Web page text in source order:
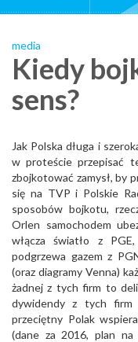
media
Kiedy
sens?
Jak Polska długa i
w proteście przepisać
zbojkotować zamysł, by
się na TVP i Polskie
sposobów bojkotu,
Orlen samochodem
włącza światło z
podgrzewa gazem z
(oraz diagramy Venna)
żadnej z tych firm to
dywidendy z tych
przeciętny Polak
(dane za 2016, plan